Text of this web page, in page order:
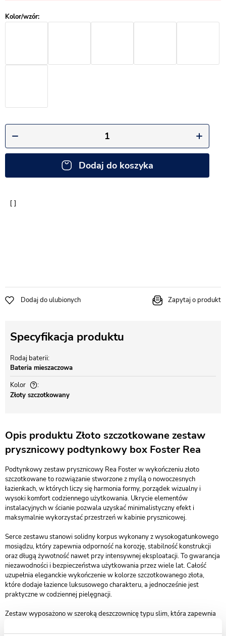
Dodaj do koszyka
Dodaj do ulubionych Zapytaj o produkt
Specyfikacja produktu
Rodaj baterii
Bateria mieszaczowa
Kolor
Złoty szczotkowany
Opis produktu Złoto szczotkowane zestaw
prysznicowy podtynkowy box Foster Rea
Podtynkowy zestaw prysznicowy Rea Foster w wykończeniu złoto
szczotkowane to rozwiązanie stworzone z myślą o nowoczesnych
łazienkach, w których liczy się harmonia formy, porządek wizualny i
wysoki komfort codziennego użytkowania. Ukrycie elementów
instalacyjnych w ścianie pozwala uzyskać minimalistyczny efekt i
maksymalnie wykorzystać przestrzeń w kabinie prysznicowej.
Serce zestawu stanowi solidny korpus wykonany z wysokogatunkowego
mosiądzu, który zapewnia odporność na korozję, stabilność konstrukcji
oraz długą żywotność nawet przy intensywnej eksploatacji. To gwarancja
niezawodności i bezpieczeństwa użytkowania przez wiele lat. Całość
uzupełnia eleganckie wykończenie w kolorze szczotkowanego złota,
które dodaje łazience luksusowego charakteru, a jednocześnie jest
praktyczne w codziennej pielęgnacji.
Zestaw wyposażono w szeroką deszczownicę typu slim, która zapewnia
w chwilę odprężenia na poziomie domowego SPA. Dzięki zastosowanemu